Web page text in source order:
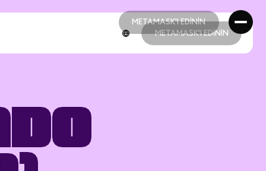
METAMASK'I EDİNİN
METAMASK'I EDİNİN
METAMASK'I EDİNİN